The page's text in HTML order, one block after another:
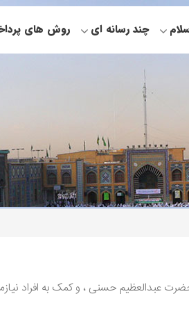
چند رسانه ای روش های
عبدالعظیم حسنی ، و کمک به افراد